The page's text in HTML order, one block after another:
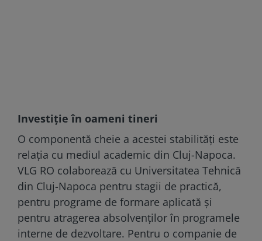
Investiție în oameni tineri
O componentă cheie a acestei stabilități este
relația cu mediul academic din Cluj-Napoca.
VLG RO colaborează cu Universitatea Tehnică
din Cluj-Napoca pentru stagii de practică,
pentru programe de formare aplicată și
pentru atragerea absolvenților în programele
interne de dezvoltare. Pentru o companie de